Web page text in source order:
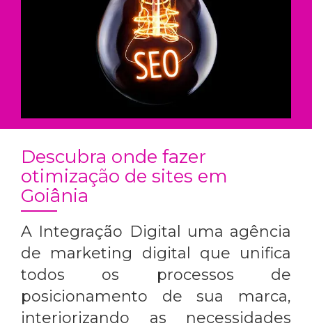
Descubra onde fazer
otimização de sites em
Goiânia
A Integração Digital uma agência
de marketing digital que unifica
todos os processos de
posicionamento de sua marca,
interiorizando as necessidades